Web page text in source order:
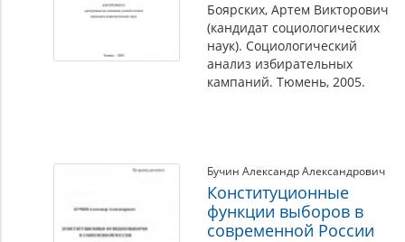
Боярских, Артем Викторович
(кандидат социологических
наук). Социологический
анализ избирательных
кампаний. Тюмень, 2005.
Бучин Александр Александрович
Конституционные
функции выборов в
современной России